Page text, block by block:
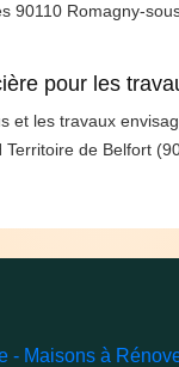
90110 Romagny-
pour les
et les travaux
Territoire de Belfort
- Maisons à